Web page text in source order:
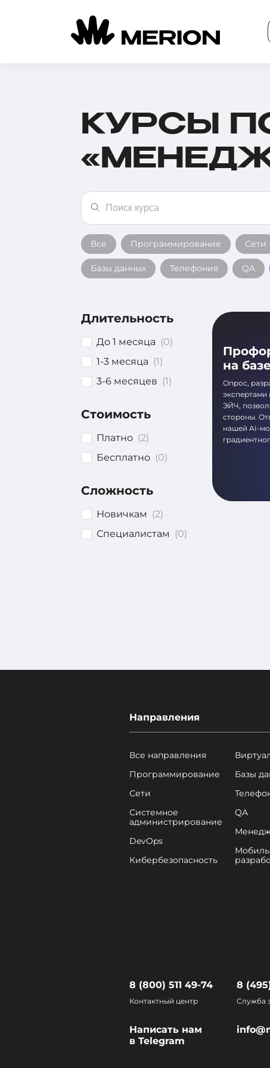
КУРСЫ
Все Программирование Сети
Базы данных Телефония QA
Длительность
До 1 месяца (0)
1-3 месяца (1)
3-6 месяцев (1)
Стоимость
Платно (2)
Бесплатно (0)
Сложность
Новичкам (2)
Специалистам (0)
на
Опрос,
экспертами
ЭЙЧ,
стороны.
нашей AI-
Направления
Все направления
Программирование
Сети
Системное
администрирование
DevOps
Кибербезопасность
Базы
QA
8 (800) 511 49-74
Контактный центр
Написать нам
в Telegram
8
Служба